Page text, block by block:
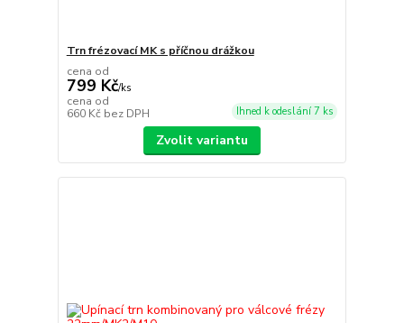
Trn frézovací MK s příčnou drážkou
cena od
799 Kč/ks
cena od
660 Kč bez DPH Ihned k odeslání 7 ks
Zvolit variantu